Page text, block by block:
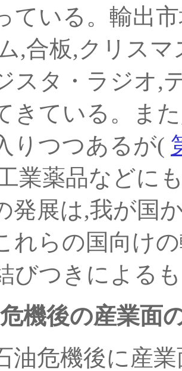
ている。輸出
,合板,クリス
スタ・ラジオ,
きている。ま
りつつあるが(
業薬品などに
発展は,我が国
れらの国向け
びつきによる
機後の産業面
油危機後に産